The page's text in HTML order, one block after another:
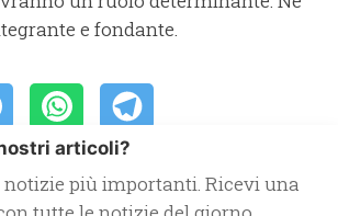
e fondante.
articoli?
notizie più importanti. Ricevi una